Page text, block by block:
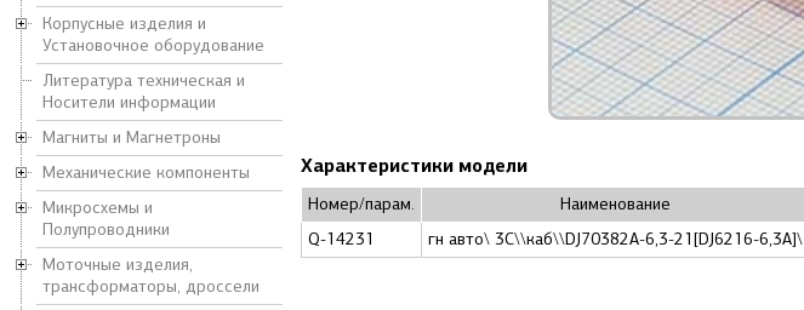
Корпусные изделия и
Установочное оборудование
Литература техническая и
Носители информации
Магниты и Магнетроны
Механические компоненты
Микросхемы и
Полупроводники
Моточные изделия,
трансформаторы, дроссели
Характеристики модели
Номер/парам. Наименование
Q-14231
гн авто\ 3C\\каб\\DJ70382A-6,3-21[DJ6216-6,3A]\